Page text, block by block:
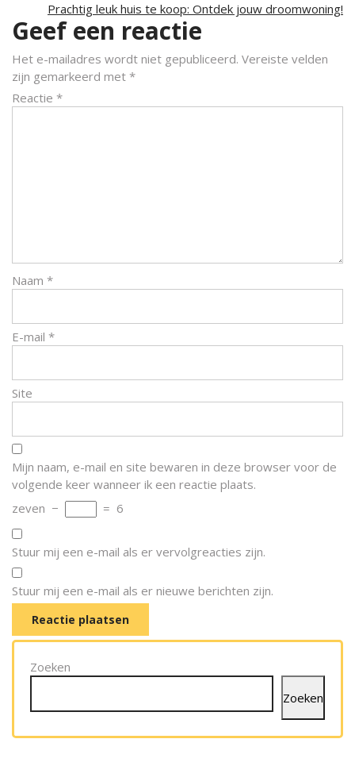
Prachtig leuk huis te koop: Ontdek jouw droomwoning!
Geef een reactie
Het e-mailadres wordt niet gepubliceerd. Vereiste velden
zijn gemarkeerd met *
Reactie *
Naam *
E-mail *
Site
Mijn naam, e-mail en site bewaren in deze browser voor de
volgende keer wanneer ik een reactie plaats.
zeven − = 6
Stuur mij een e-mail als er vervolgreacties zijn.
Stuur mij een e-mail als er nieuwe berichten zijn.
Zoeken
Zoeken